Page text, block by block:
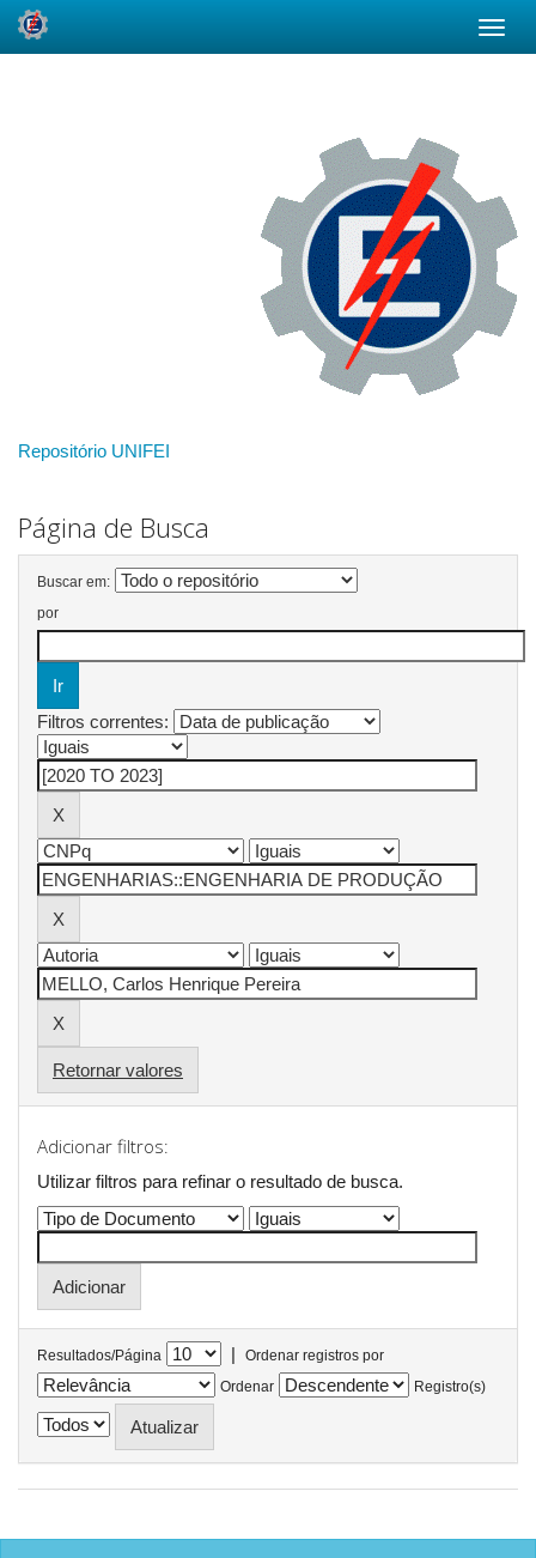
Repositório UNIFEI
Página de Busca
Buscar em:
por
Filtros correntes:
Retornar valores
Adicionar filtros:
Utilizar filtros para refinar o resultado de busca.
Resultados/Página |
Ordenar registros por
Ordenar
Registro(s)